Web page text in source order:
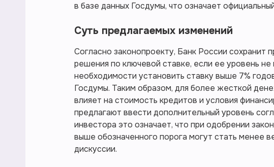
в базе данных Госдумы, что означает
Суть предлагаемых изменений
Согласно законопроекту, Банк России сохранит
решения по ключевой ставке, если ее уровень
необходимости установить ставку выше 7%
Госдумы. Таким образом, для более жесткой
влияет на стоимость кредитов и условия
предлагают ввести дополнительный уровень
инвестора это означает, что при одобрении
выше обозначенного порога могут стать менее
дискуссии.